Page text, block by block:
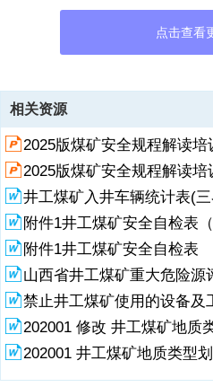
点击查看
资源描述
,2025版煤矿安全规程新旧对照培训
修订前后对照表第三编 井工煤矿（
灰色带底纹部分为删除现行规程内容
相关资源
2025版煤矿安全规程解读培训课件（第
2025版煤矿安全规程解读培训课件（第三编 井
井工煤矿入井车辆统计表(
附件1井工煤矿安全自检表
附件1井工煤矿安全自检表
山西省井工煤矿重大危险源
禁止井工煤矿使用的设备及
202001 修改 井工煤矿地质
202001 井工煤矿地质类型